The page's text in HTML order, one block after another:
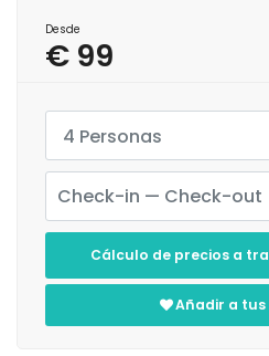
Desde
€ 99
4 Personas
Cálculo de precios a
Añadir a